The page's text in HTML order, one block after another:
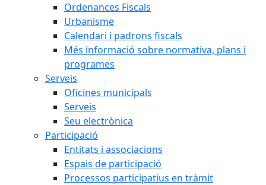
Ordenances Fiscals
Urbanisme
Calendari i padrons fiscals
Més informació sobre normativa, plans i
programes
Serveis
Oficines municipals
Serveis
Seu electrònica
Participació
Entitats i associacions
Espais de participació
Processos participatius en tràmit